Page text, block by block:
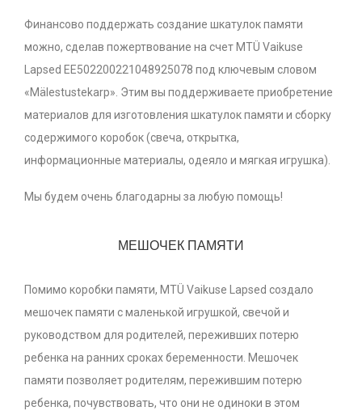
Финансово поддержать создание шкатулок памяти
можно, сделав пожертвование на счет MTÜ Vaikuse
Lapsed EE502200221048925078 под ключевым словом
«Mälestustekarp». Этим вы поддерживаете приобретение
материалов для изготовления шкатулок памяти и сборку
содержимого коробок (свеча, открытка,
информационные материалы, одеяло и мягкая игрушка).
Мы будем очень благодарны за любую помощь!
МЕШОЧЕК ПАМЯТИ
Помимо коробки памяти, MTÜ Vaikuse Lapsed создало
мешочек памяти с маленькой игрушкой, свечой и
руководством для родителей, переживших потерю
ребенка на ранних сроках беременности. Мешочек
памяти позволяет родителям, пережившим потерю
ребенка, почувствовать, что они не одиноки в этом